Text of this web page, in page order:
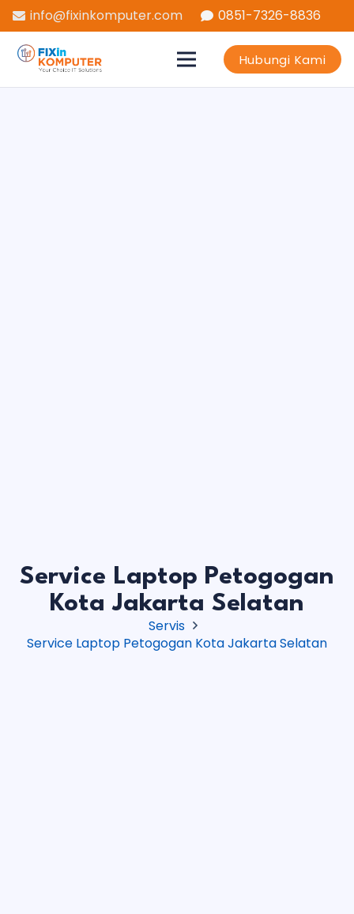
info@fixinkomputer.com 0851-7326-8836
Hubungi Kami
Service Laptop Petogogan
Kota Jakarta Selatan
Servis
Service Laptop Petogogan Kota Jakarta Selatan